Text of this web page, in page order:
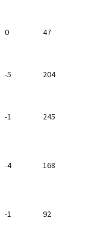
0 47
-5 204
-1 245
-4 168
-1 92